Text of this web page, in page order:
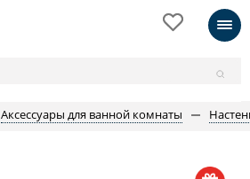
Аксессуары для ванной комнаты